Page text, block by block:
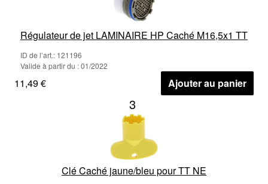
Régulateur de jet LAMINAIRE HP Caché M16,5x1 TT
ID de l’art.: 121196
Valide à partir du : 01/2022
11,49 € Ajouter au panier
3
Clé Caché jaune/bleu pour TT NE